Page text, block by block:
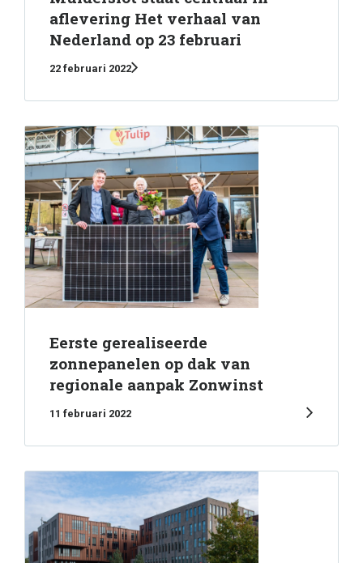
aflevering Het verhaal van
Nederland op 23 februari
22 februari 2022
Eerste gerealiseerde
zonnepanelen op dak van
regionale aanpak Zonwinst
11 februari 2022